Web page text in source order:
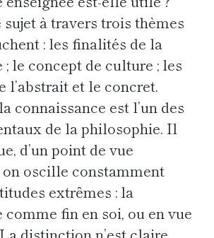
sujet à travers trois thèmes
: les finalités de la
; le concept de culture ; les
l’abstrait et le concret.
connaissance est l’un des
de la philosophie. Il
d’un point de vue
oscille constamment
extrêmes : la
comme fin en soi, ou en vue